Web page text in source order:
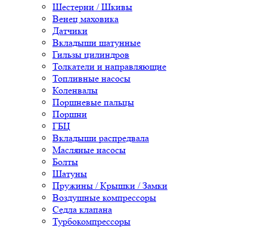
Шестерни / Шкивы
Венец маховика
Датчики
Вкладыши шатунные
Гильзы цилиндров
Толкатели и направляющие
Топливные насосы
Коленвалы
Поршневые пальцы
Поршни
ГБЦ
Вкладыши распредвала
Масляные насосы
Болты
Шатуны
Пружины / Крышки / Замки
Воздушные компрессоры
Седла клапана
Турбокомпрессоры